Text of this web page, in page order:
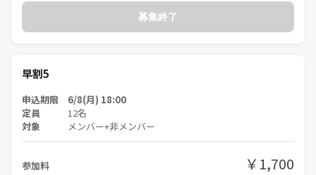
募集終了
早割5
申込期限 6/8(月) 18:00
定員 12名
対象 メンバー+非メンバー
参加料 ￥1,700